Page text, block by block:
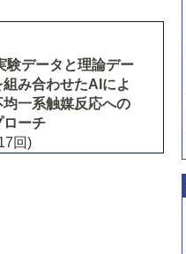
験データと理論デー
組み合わせたAIによ
均一系触媒反応への
ローチ
回)